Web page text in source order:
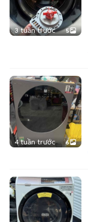
3 tuần trước 5
4 tuần trước 6